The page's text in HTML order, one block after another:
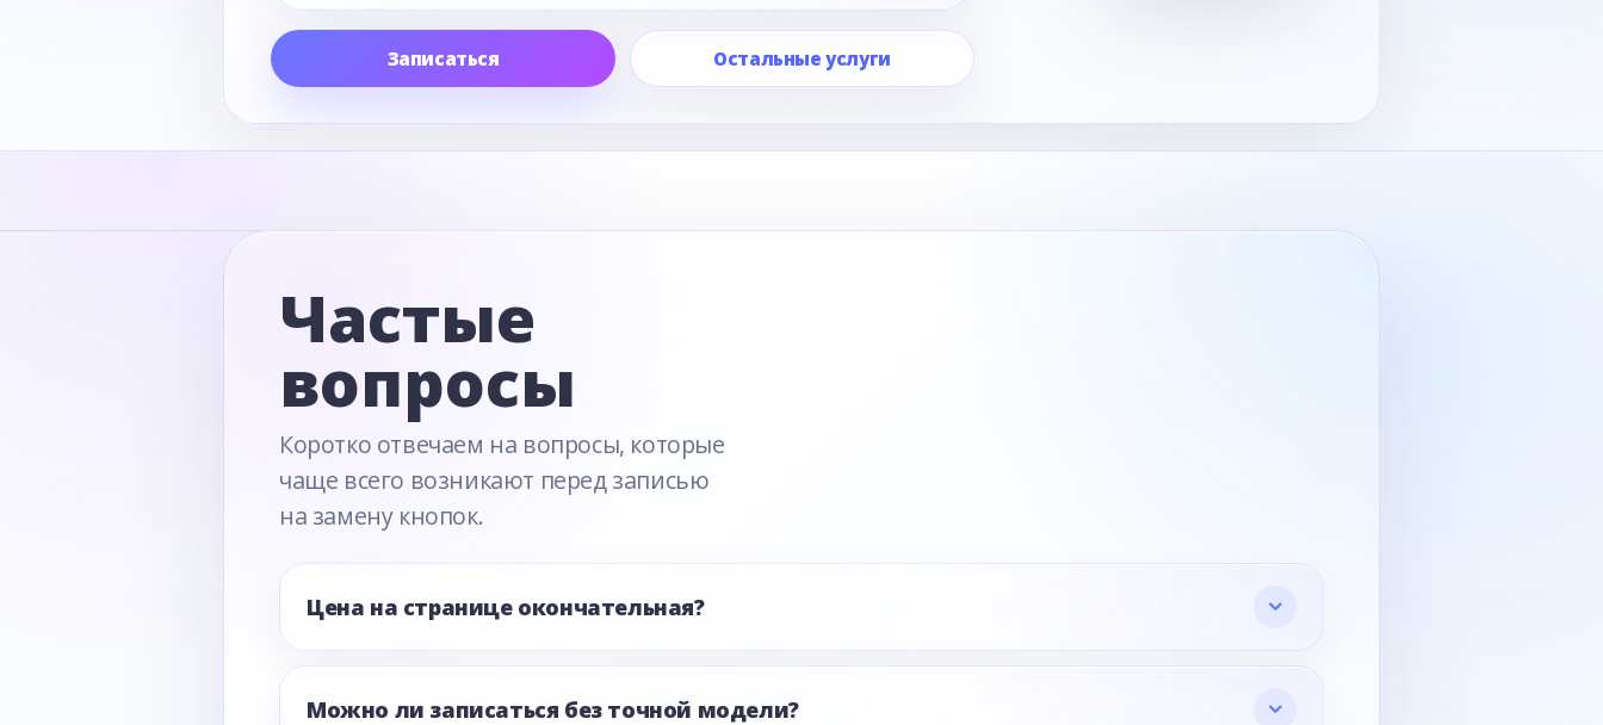
Записаться Остальные услуги
Частые
вопросы
Коротко отвечаем на вопросы, которые
чаще всего возникают перед записью
на замену кнопок.
Цена на странице окончательная?
Можно ли записаться без точной модели?